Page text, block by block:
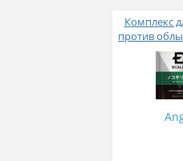
Комплекс
против
Scalp-